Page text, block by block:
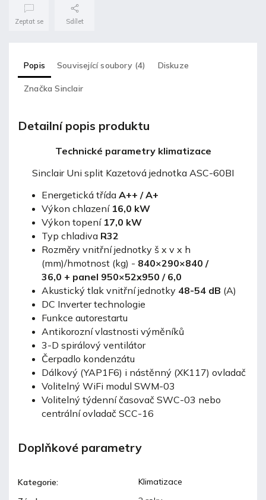
Zeptat se Sdílet
Popis Související soubory (4) Diskuze
Značka Sinclair
Detailní popis produktu
Technické parametry klimatizace
Sinclair Uni split Kazetová jednotka ASC-60BI
Energetická třída A++ / A+
Výkon chlazení 16,0 kW
Výkon topení17,0 kW
Typ chladiva R32
Rozměry vnitřní jednotky š x v x h
(mm)/hmotnost (kg) - 840×290×840 /
36,0 + panel 950×52x950 / 6,0
Akustický tlak vnitřní jednotky 48-54 dB (A)
DC Inverter technologie
Funkce autorestartu
Antikorozní vlastnosti výměníků
3-D spirálový ventilátor
Čerpadlo kondenzátu
Dálkový (YAP1F6) i nástěnný (XK117) ovladač
Volitelný WiFi modul SWM-03
Volitelný týdenní časovač SWC-03 nebo
centrální ovladač SCC-16
Doplňkové parametry
Kategorie:
Klimatizace